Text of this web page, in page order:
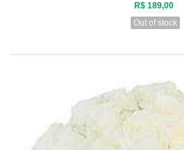
R$ 189,00
Out of stock